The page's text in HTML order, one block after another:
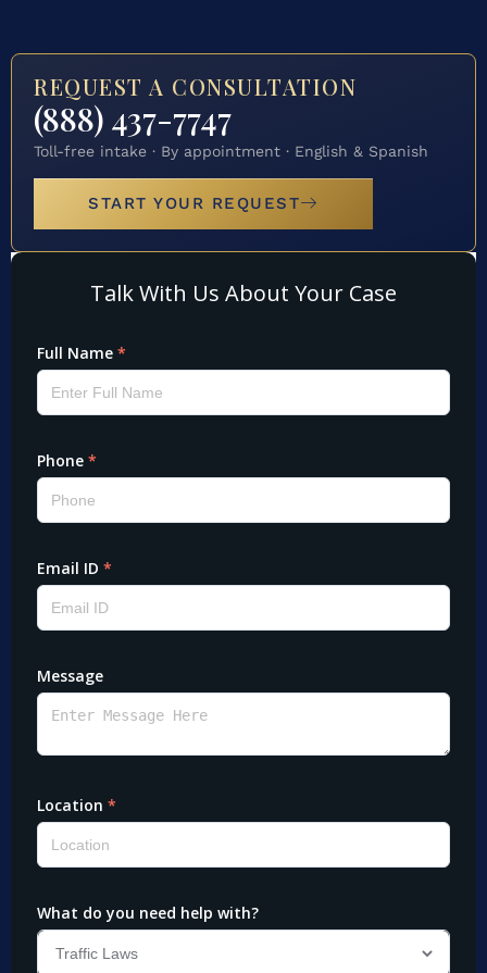
REQUEST A CONSULTATION
(888) 437-7747
Toll-free intake · By appointment · English & Spanish
START YOUR REQUEST